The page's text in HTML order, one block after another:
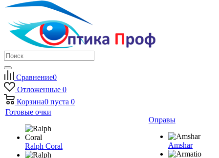
Сравнение0
Отложенные 0
Корзина0 пуста 0
Готовые очки
Ralph Coral
Оправы
Amshar